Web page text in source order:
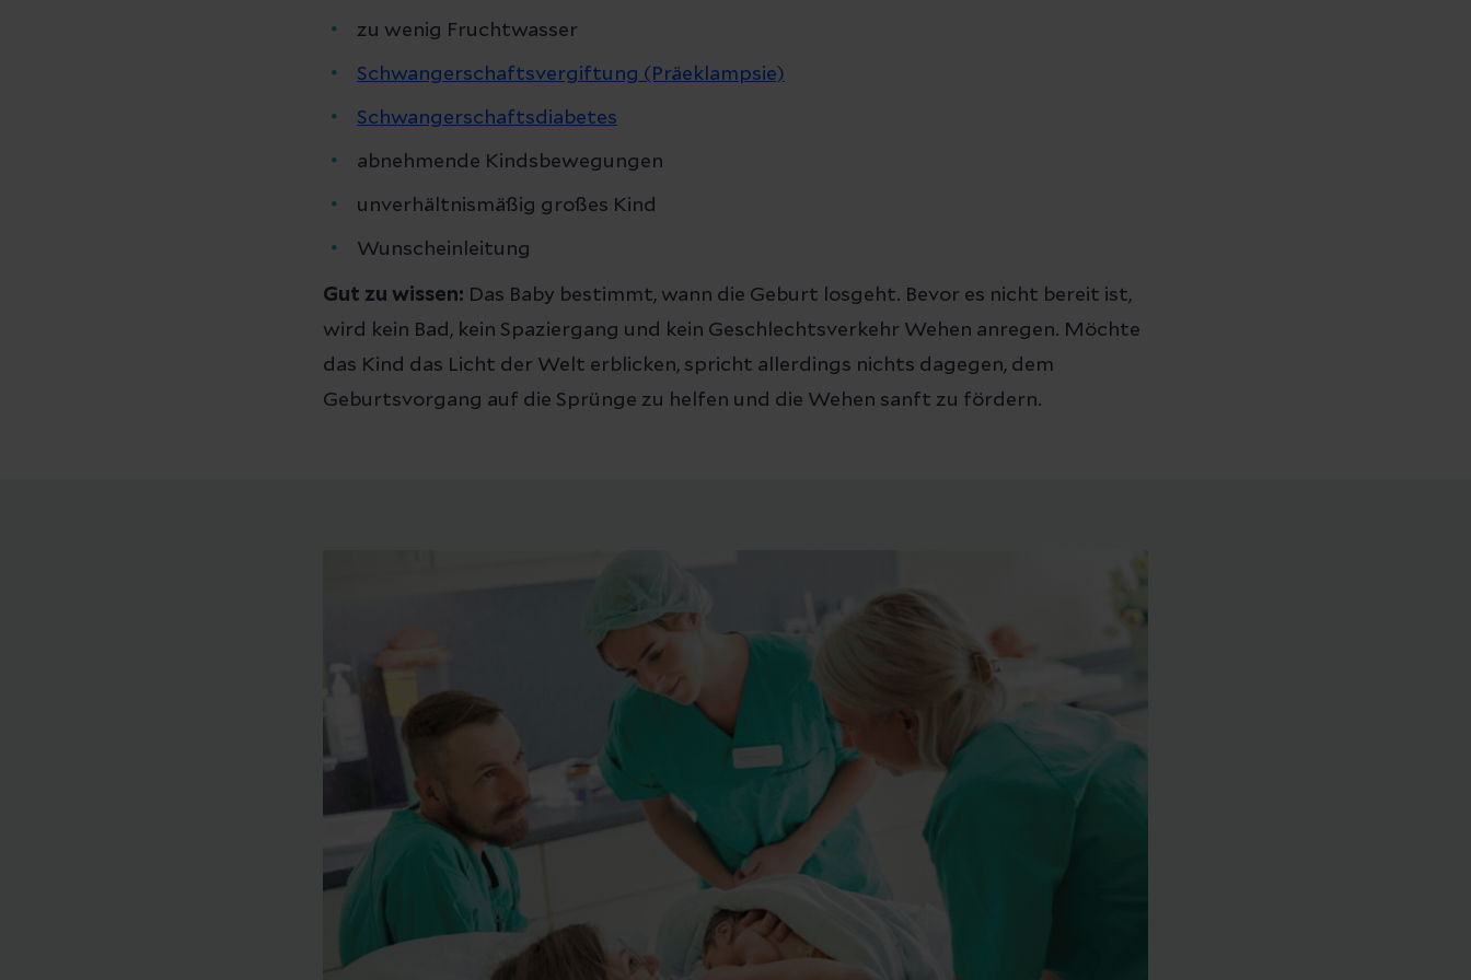
zu wenig Fruchtwasser
Schwangerschaftsvergiftung (Präeklampsie)
Schwangerschaftsdiabetes
abnehmende Kindsbewegungen
unverhältnismäßig großes Kind
Wunscheinleitung
Gut zu wissen: Das Baby bestimmt, wann die Geburt losgeht. Bevor es nicht bereit ist,
wird kein Bad, kein Spaziergang und kein Geschlechtsverkehr Wehen anregen. Möchte
das Kind das Licht der Welt erblicken, spricht allerdings nichts dagegen, dem
Geburtsvorgang auf die Sprünge zu helfen und die Wehen sanft zu fördern.